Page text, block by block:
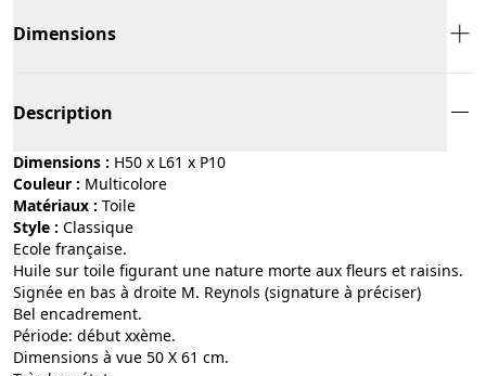
Dimensions
Description
Dimensions : H50 x L61 x P10
Couleur :
multicolore
Matériaux :
toile
Style :
classique
Ecole française.
Huile sur toile figurant une nature morte aux fleurs et raisins.
Signée en bas à droite M. Reynols (signature à préciser)
Bel encadrement.
Période: début xxème.
Dimensions à vue 50 X 61 cm.